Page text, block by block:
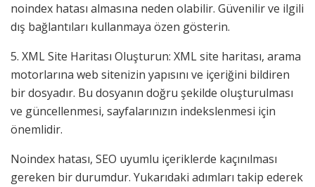
noindex hatası almasına neden olabilir. Güvenilir ve ilgili
dış bağlantıları kullanmaya özen gösterin.
5. XML Site Haritası Oluşturun: XML site haritası, arama
motorlarına web sitenizin yapısını ve içeriğini bildiren
bir dosyadır. Bu dosyanın doğru şekilde oluşturulması
ve güncellenmesi, sayfalarınızın indekslenmesi için
önemlidir.
Noindex hatası, SEO uyumlu içeriklerde kaçınılması
gereken bir durumdur. Yukarıdaki adımları takip ederek